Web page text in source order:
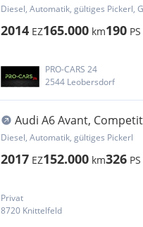
Panorama
Diesel, Automatik, gültiges Pickerl,
2014 EZ165.000 km190
PRO-CARS 24
2544 Leobersdorf
Audi A6 Avant,
Diesel, Automatik, gültiges Pickerl
2017 EZ152.000 km326
Privat
8720 Knittelfeld